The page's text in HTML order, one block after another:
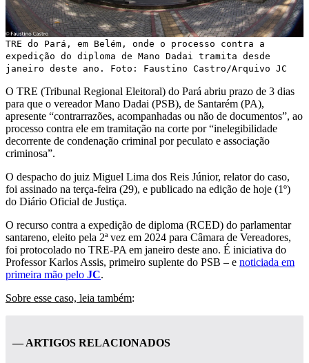
TRE do Pará, em Belém, onde o processo contra a
expedição do diploma de Mano Dadai tramita desde
janeiro deste ano. Foto: Faustino Castro/Arquivo JC
O TRE (Tribunal Regional Eleitoral) do Pará abriu prazo de 3 dias
para que o vereador Mano Dadai (PSB), de Santarém (PA),
apresente “contrarrazões, acompanhadas ou não de documentos”, ao
processo contra ele em tramitação na corte por “inelegibilidade
decorrente de condenação criminal por peculato e associação
criminosa”.
O despacho do juiz Miguel Lima dos Reis Júnior, relator do caso,
foi assinado na terça-feira (29), e publicado na edição de hoje (1º)
do Diário Oficial de Justiça.
O recurso contra a expedição de diploma (RCED) do parlamentar
santareno, eleito pela 2ª vez em 2024 para Câmara de Vereadores,
foi protocolado no TRE-PA em janeiro deste ano. É iniciativa do
Professor Karlos Assis, primeiro suplente do PSB – e noticiada em
primeira mão pelo JC.
Sobre esse caso, leia também:
— ARTIGOS RELACIONADOS